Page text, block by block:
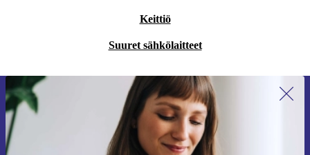
Keittiö
Suuret sähkölaitteet
Liity ensimmäistä kertaa uutiskirjeen
tilaajaksi ja säästä 15 €!
Älä missaa enää yhtäkään tarjousta.